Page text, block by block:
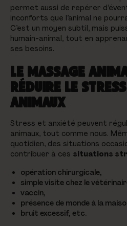
permet aussi de repérer
inconforts que l’animal ne
C’est un moyen subtil, mais
humain-animal, tout en
ses besoins.
LE MASSAGE
RÉDUIRE LE
ANIMAUX
Stress et anxiété peuvent
animaux, tout comme nous.
quotidien, des situations
contribuer à ces situations
opération chirurgicale,
simple visite chez le
vaccin,
présence de monde à la
bruit excessif, etc.